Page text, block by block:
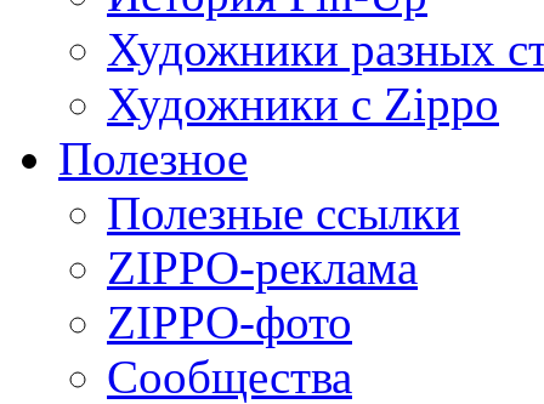
Художники разных
Художники с Zippo
Полезное
Полезные ссылки
ZIPPO-реклама
ZIPPO-фото
Сообщества